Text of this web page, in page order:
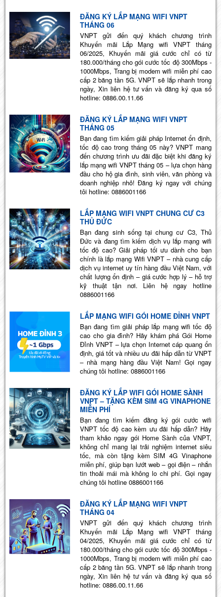
ĐĂNG KÝ LẮP MẠNG WIFI VNPT
THÁNG 06
VNPT gửi đến quý khách chương trình
Khuyến mãi Lắp Mạng wifi VNPT tháng
06/2025, Khuyến mãi giá cước chỉ có từ
180.000/tháng cho gói cước tốc độ 300Mbps -
1000Mbps, Trang bị modem wifi miễn phí cao
cấp 2 băng tần 5G. VNPT sẽ lắp nhanh trong
ngày, Xin liên hệ tư vấn và đăng ký qua số
hotline: 0886.00.11.66
ĐĂNG KÝ LẮP MẠNG WIFI VNPT
THÁNG 05
Bạn đang tìm kiếm giải pháp Internet ổn định,
tốc độ cao trong tháng 05 này? VNPT mang
đến chương trình ưu đãi đặc biệt khi đăng ký
lắp mạng wifi VNPT tháng 05 – lựa chọn hàng
đầu cho hộ gia đình, sinh viên, văn phòng và
doanh nghiệp nhỏ! Đăng ký ngay với chúng
tôi hotline: 0886001166
LẮP MẠNG WIFI VNPT CHUNG CƯ C3
THỦ ĐỨC
Bạn đang sinh sống tại chung cư C3, Thủ
Đức và đang tìm kiếm dịch vụ lắp mạng wifi
tốc độ cao? Giải pháp tối ưu dành cho bạn
chính là lắp mạng Wifi VNPT – nhà cung cấp
dịch vụ internet uy tín hàng đầu Việt Nam, với
chất lượng ổn định – giá cước hợp lý – hỗ trợ
kỹ thuật tận nơi. Liên hệ ngay hotline
0886001166
LẮP MẠNG WIFI GÓI HOME ĐỈNH VNPT
Bạn đang tìm giải pháp lắp mạng wifi tốc độ
cao cho gia đình? Hãy khám phá Gói Home
Đỉnh VNPT – lựa chọn Internet cáp quang ổn
định, giá tốt và nhiều ưu đãi hấp dẫn từ VNPT
– nhà mạng hàng đầu Việt Nam! Gọi ngay
chúng tôi hotline: 0886001166
ĐĂNG KÝ LẮP WIFI GÓI HOME SÀNH
VNPT – TẶNG KÈM SIM 4G VINAPHONE
MIỄN PHÍ
Bạn đang tìm kiếm đằng ký gói cước wifi
VNPT tốc độ cao kèm ưu đãi hấp dẫn? Hãy
tham khảo ngay gói Home Sành của VNPT,
không chỉ mang lại trải nghiệm internet siêu
tốc, mà còn tặng kèm SIM 4G Vinaphone
miễn phí, giúp bạn lướt web – gọi điện – nhắn
tin thoải mái mà không lo chi phí. Gọi ngay
chúng tôi hotline 0886001166
ĐĂNG KÝ LẮP MẠNG WIFI VNPT
THÁNG 04
VNPT gửi đến quý khách chương trình
Khuyến mãi Lắp Mạng wifi VNPT tháng
04/2025, Khuyến mãi giá cước chỉ có từ
180.000/tháng cho gói cước tốc độ 300Mbps -
1000Mbps, Trang bị modem wifi miễn phí cao
cấp 2 băng tần 5G. VNPT sẽ lắp nhanh trong
ngày, Xin liên hệ tư vấn và đăng ký qua số
hotline: 0886.00.11.66